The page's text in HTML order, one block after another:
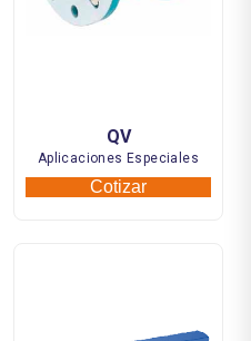
Aplicaciones Especiales
QV
Cotizar